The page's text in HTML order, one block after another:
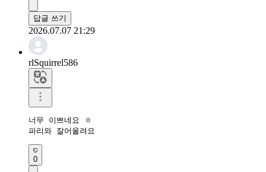
답글 쓰기
2026.07.07 21:29
rlSquirrel586
너무 이쁘네요 ㅎ
파리와 잘어울려요
0